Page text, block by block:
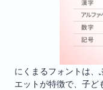
にくまるフォントは、
エットが特徴で、子ど